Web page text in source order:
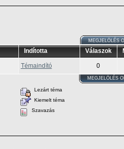
MEGJELÖLÉS
Indította Válaszok
Témaindító 0
MEGJELÖLÉS
Lezárt téma
Kiemelt téma
Szavazás